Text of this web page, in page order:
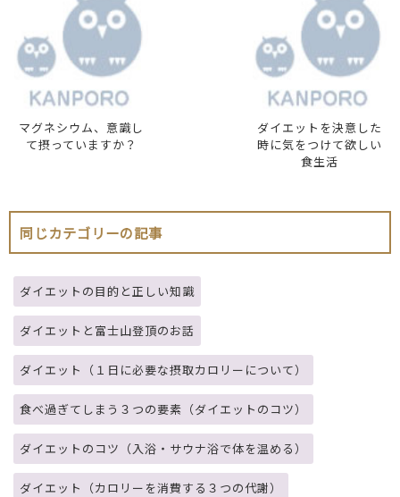
マグネシウム、意識し
て摂っていますか？
ダイエットを決意した
時に気をつけて欲しい
食生活
同じカテゴリーの記事
ダイエットの目的と正しい知識
ダイエットと富士山登頂のお話
ダイエット（１日に必要な摂取カロリーについて）
食べ過ぎてしまう３つの要素（ダイエットのコツ）
ダイエットのコツ（入浴・サウナ浴で体を温める）
ダイエット（カロリーを消費する３つの代謝）